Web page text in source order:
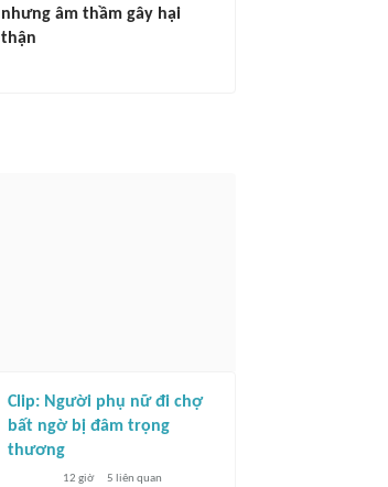
nhưng âm thầm gây hại
thận
Clip: Người phụ nữ đi chợ
bất ngờ bị đâm trọng
thương
12 giờ 5 liên quan